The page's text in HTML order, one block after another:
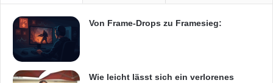
Von Frame-Drops zu Framesieg:
Wie leicht lässt sich ein verlorenes